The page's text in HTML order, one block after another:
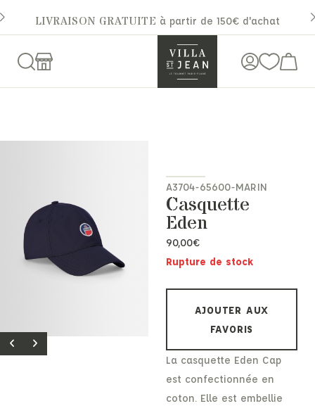
LIVRAISON GRATUITE à partir de 150€ d'achat
A3704-65600-MARIN
Casquette
Eden
90,00€
Rupture de stock
AJOUTER AUX
FAVORIS
La casquette Eden Cap
est confectionnée en
coton. Elle est embellie